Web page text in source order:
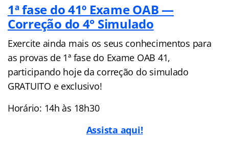
1ª fase do 41º Exame OAB —
Correção do 4° Simulado
Exercite ainda mais os seus conhecimentos para
as provas de 1ª fase do Exame OAB 41,
participando hoje da correção do simulado
GRATUITO e exclusivo!
Horário: 14h às 18h30
Assista aqui!